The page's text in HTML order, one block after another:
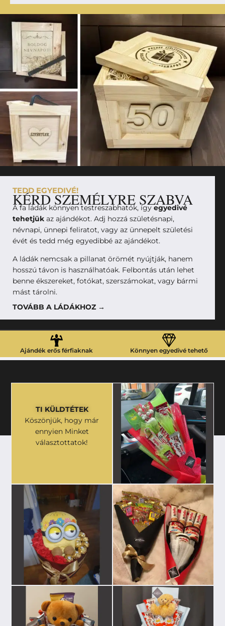
TEDD EGYEDIVÉ!
KÉRD SZEMÉLYRE SZABVA
A fa ládák könnyen testreszabhatók, ígyegyedivé
tehetjük az ajándékot. Adj hozzá születésnapi,
névnapi, ünnepi feliratot, vagy az ünnepelt születési
évét és tedd még egyedibbé az ajándékot.
A ládák nemcsak a pillanat örömét nyújtják, hanem
hosszú távon is használhatóak. Felbontás után lehet
benne ékszereket, fotókat, szerszámokat, vagy bármi
mást tárolni.
TOVÁBB A LÁDÁKHOZ →
Ajándék erős férfiaknak Könnyen egyedivé tehető
TI KÜLDTÉTEK
Köszönjük, hogy már
ennyien Minket
választottatok!